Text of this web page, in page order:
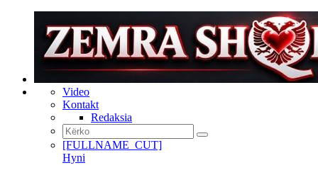
Video
Kontakt
Redaksia
[FULLNAME_CUT]
Hyni